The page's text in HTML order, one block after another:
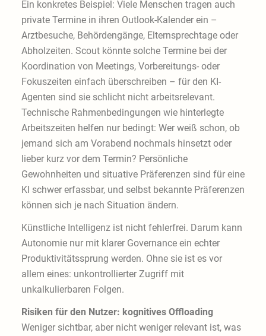
Ein konkretes Beispiel: Viele Menschen tragen auch
private Termine in ihren Outlook-Kalender ein –
Arztbesuche, Behördengänge, Elternsprechtage oder
Abholzeiten. Scout könnte solche Termine bei der
Koordination von Meetings, Vorbereitungs- oder
Fokuszeiten einfach überschreiben – für den KI-
Agenten sind sie schlicht nicht arbeitsrelevant.
Technische Rahmenbedingungen wie hinterlegte
Arbeitszeiten helfen nur bedingt: Wer weiß schon, ob
jemand sich am Vorabend nochmals hinsetzt oder
lieber kurz vor dem Termin? Persönliche
Gewohnheiten und situative Präferenzen sind für eine
KI schwer erfassbar, und selbst bekannte Präferenzen
können sich je nach Situation ändern.
Künstliche Intelligenz ist nicht fehlerfrei. Darum kann
Autonomie nur mit klarer Governance ein echter
Produktivitätssprung werden. Ohne sie ist es vor
allem eines: unkontrollierter Zugriff mit
unkalkulierbaren Folgen.
Risiken für den Nutzer: kognitives Offloading
Weniger sichtbar, aber nicht weniger relevant ist, was